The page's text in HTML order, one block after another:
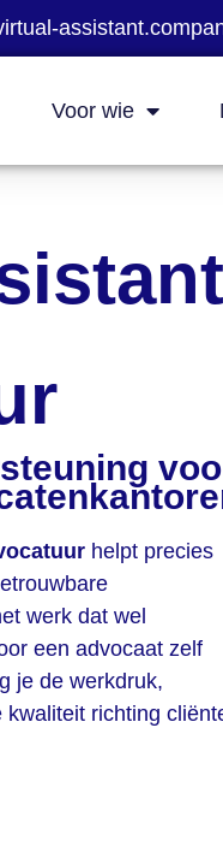
Voor wie
helpt precies
werk dat wel
een advocaat zelf
je de werkdruk,
richting